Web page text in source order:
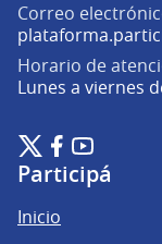
Correo
Horario de
Lunes a viernes
Plataforma de
(Enlace externo)
Plataforma de
(Enlace externo)
Plataforma
(Enlace
Participá
Inicio